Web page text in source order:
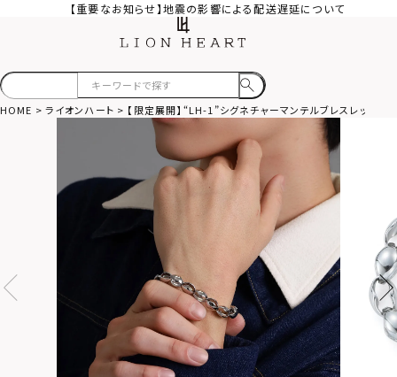
【重要なお知らせ】地震の影響による配送遅延について
HOME ライオンハート 【限定展開】“LH-1”シグネチャーマンテルブレスレット（